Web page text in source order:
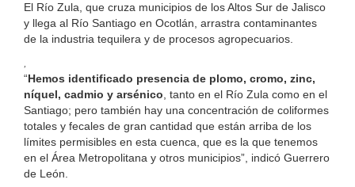
El Río Zula, que cruza municipios de los Altos Sur de Jalisco
y llega al Río Santiago en Ocotlán, arrastra contaminantes
de la industria tequilera y de procesos agropecuarios.
,
“Hemos identificado presencia de plomo, cromo, zinc,
níquel, cadmio y arsénico, tanto en el Río Zula como en el
Santiago; pero también hay una concentración de coliformes
totales y fecales de gran cantidad que están arriba de los
límites permisibles en esta cuenca, que es la que tenemos
en el Área Metropolitana y otros municipios”, indicó Guerrero
de León.